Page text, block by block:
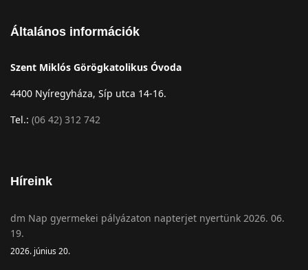
Általános információk
Szent Miklós Görögkatolikus Óvoda
4400 Nyíregyháza, Síp utca 14-16.
Tel.: (06 42) 312 742
Híreink
dm Nap gyermekei pályázaton napterjet nyertünk 2026. 06.
19.
2026. június 20.